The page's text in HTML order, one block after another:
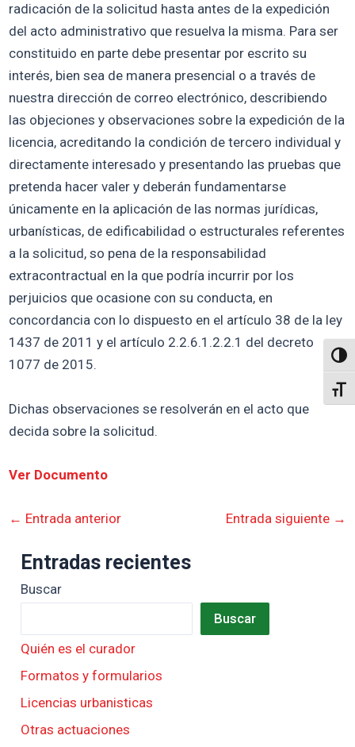
radicación de la solicitud hasta antes de la expedición
del acto administrativo que resuelva la misma. Para ser
constituido en parte debe presentar por escrito su
interés, bien sea de manera presencial o a través de
nuestra dirección de correo electrónico, describiendo
las objeciones y observaciones sobre la expedición de la
licencia, acreditando la condición de tercero individual y
directamente interesado y presentando las pruebas que
pretenda hacer valer y deberán fundamentarse
únicamente en la aplicación de las normas jurídicas,
urbanísticas, de edificabilidad o estructurales referentes
a la solicitud, so pena de la responsabilidad
extracontractual en la que podría incurrir por los
perjuicios que ocasione con su conducta, en
concordancia con lo dispuesto en el artículo 38 de la ley
1437 de 2011 y el artículo 2.2.6.1.2.2.1 del decreto
1077 de 2015.
Dichas observaciones se resolverán en el acto que
decida sobre la solicitud.
Ver Documento
← Entrada anterior Entrada siguiente →
Entradas recientes
Buscar
Buscar
Quién es el curador
Formatos y formularios
Licencias urbanisticas
Otras actuaciones